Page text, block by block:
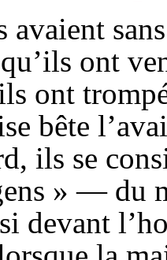
avaient
ont
ont
bête
ils se
» — du
devant